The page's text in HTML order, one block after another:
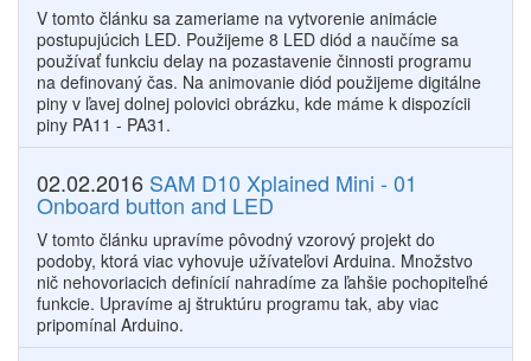
V tomto článku sa zameriame na vytvorenie animácie
postupujúcich LED. Použijeme 8 LED diód a naučíme sa
používať funkciu delay na pozastavenie činnosti programu
na definovaný čas. Na animovanie diód použijeme digitálne
piny v ľavej dolnej polovici obrázku, kde máme k dispozícii
piny PA11 - PA31.
02.02.2016 SAM D10 Xplained Mini - 01
Onboard button and LED
V tomto článku upravíme pôvodný vzorový projekt do
podoby, ktorá viac vyhovuje užívateľovi Arduina. Množstvo
nič nehovoriacich definícií nahradíme za ľahšie pochopiteľné
funkcie. Upravíme aj štruktúru programu tak, aby viac
pripomínal Arduino.